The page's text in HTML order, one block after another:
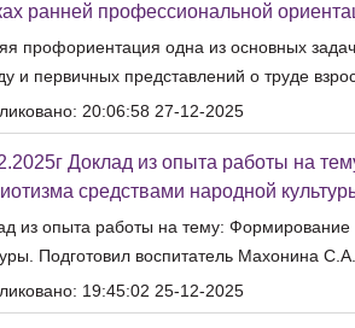
ранней профессиональной
профориентация одна из основных
и первичных представлений о труде
20:06:58 27-12-2025
Доклад из опыта работы на
средствами народной
из опыта работы на тему: Формирование
Подготовил воспитатель Махонина С.А.
19:45:02 25-12-2025